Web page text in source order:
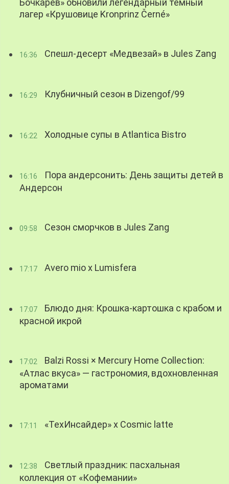
Бочкарев» обновили легендарный темный
лагер «Крушовице Kronprinz Černé»
16:36 Спешл-десерт «Медвезай» в Jules Zang
16:29 Клубничный сезон в Dizengof/99
16:22 Холодные супы в Atlantica Bistro
16:16
Пора андерсонить: День защиты детей в
Андерсон
09:58 Сезон сморчков в Jules Zang
17:17 Avero mio x Lumisfera
17:07
Блюдо дня: Крошка-картошка с крабом и
красной икрой
17:02
Balzi Rossi × Mercury Home Collection:
«Атлас вкуса» — гастрономия, вдохновленная
ароматами
17:11 «ТехИнсайдер» х Cosmic latte
12:38
Светлый праздник: пасхальная
коллекция от «Кофемании»